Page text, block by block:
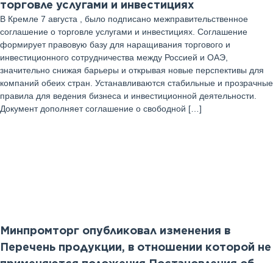
торговле услугами и инвестициях
В Кремле 7 августа , было подписано межправительственное
соглашение о торговле услугами и инвестициях. Соглашение
формирует правовую базу для наращивания торгового и
инвестиционного сотрудничества между Россией и ОАЭ,
значительно снижая барьеры и открывая новые перспективы для
компаний обеих стран. Устанавливаются стабильные и прозрачные
правила для ведения бизнеса и инвестиционной деятельности.
Документ дополняет соглашение о свободной […]
Минпромторг опубликовал изменения в
Перечень продукции, в отношении которой не